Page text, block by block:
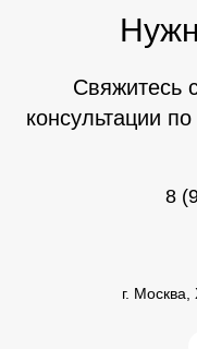
Свяжитесь
консультации
8
г.